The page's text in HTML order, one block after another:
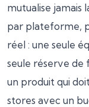
mutualise jamais
par plateforme,
réel : une seule
seule réserve de
un produit qui
stores avec un